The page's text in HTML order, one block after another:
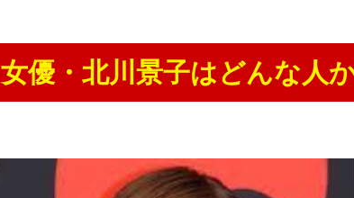
女優・北川景子はどんな人